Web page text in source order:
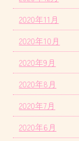
2020年11月
2020年10月
2020年9月
2020年8月
2020年7月
2020年6月